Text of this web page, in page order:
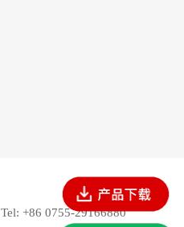
Tel: +86 0755-29166880